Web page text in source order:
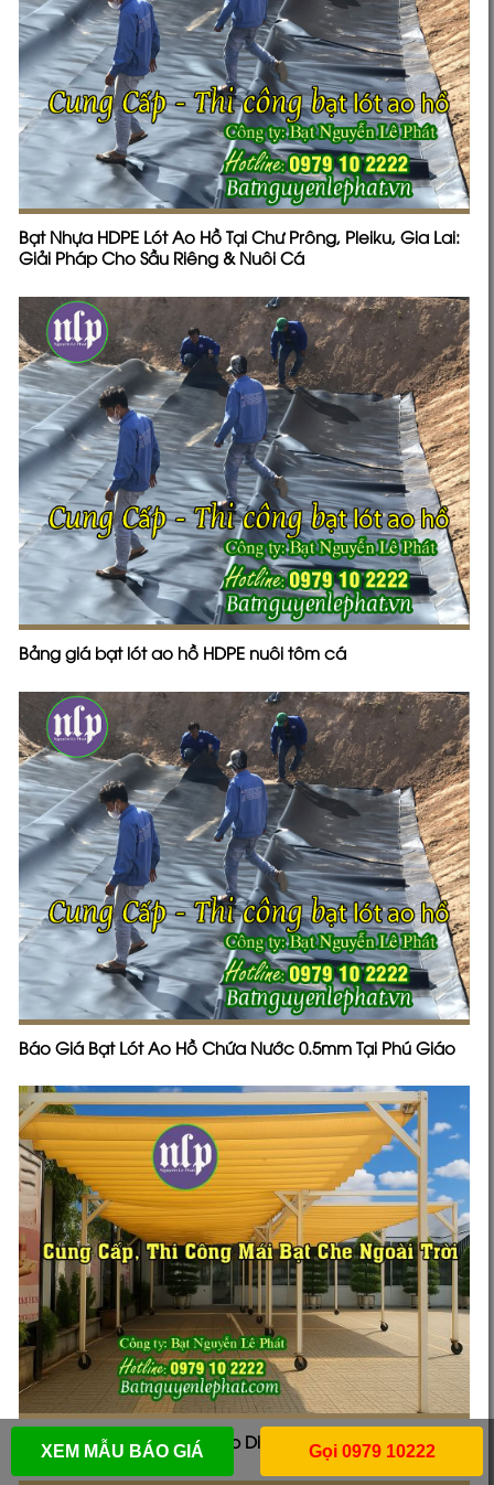
Bạt Nhựa HDPE Lót Ao Hồ Tại Chư Prông, Pleiku, Gia Lai:
Giải Pháp Cho Sầu Riêng & Nuôi Cá
Bảng giá bạt lót ao hồ HDPE nuôi tôm cá
Báo Giá Bạt Lót Ao Hồ Chứa Nước 0.5mm Tại Phú Giáo
Thi Công Mái Che , Mái Xếp Di Động Tại Quận 7
XEM MẪU BÁO GIÁ Gọi 0979 10222